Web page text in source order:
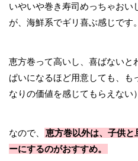
いやいや巻き寿司めっちゃおい
が、海鮮系でギリ喜ぶ感じです
恵方巻って高いし、喜ばないと
ぱいになるほど用意しても、も
なりの価値を感じてもらえない）
なので、
恵方巻以外は、子供と
ーにするのがおすすめ。